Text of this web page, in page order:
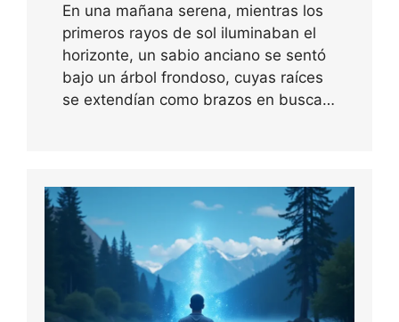
En una mañana serena, mientras los
primeros rayos de sol iluminaban el
horizonte, un sabio anciano se sentó
bajo un árbol frondoso, cuyas raíces
se extendían como brazos en busca…